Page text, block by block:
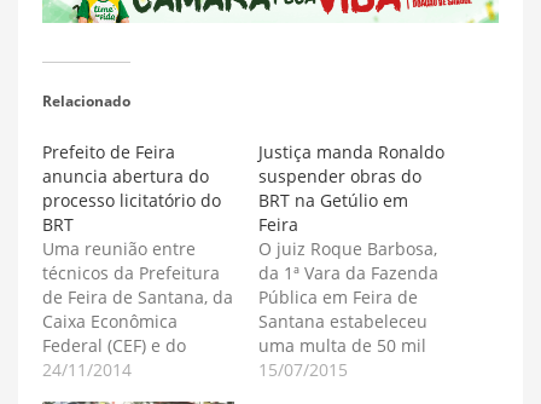
Relacionado
Prefeito de Feira
anuncia abertura do
processo licitatório do
BRT
Uma reunião entre
técnicos da Prefeitura
de Feira de Santana, da
Caixa Econômica
Federal (CEF) e do
Governo Federal, na
24/11/2014
Justiça manda Ronaldo
suspender obras do
BRT na Getúlio em
Feira
O juiz Roque Barbosa,
da 1ª Vara da Fazenda
Pública em Feira de
Santana estabeleceu
uma multa de 50 mil
reais por dia caso a
15/07/2015